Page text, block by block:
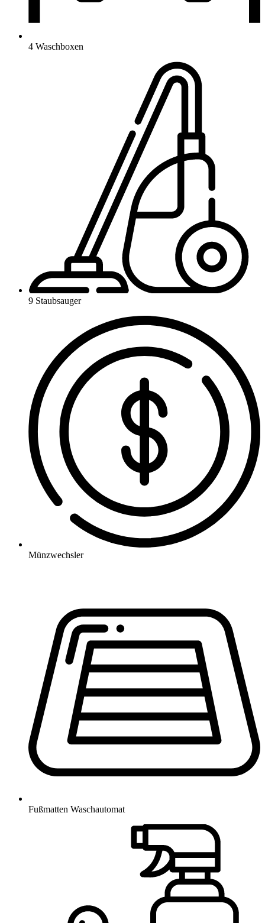
4 Waschboxen
9 Staubsauger
Münzwechsler
Fußmatten Waschautomat